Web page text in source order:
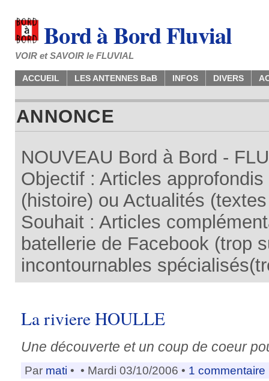
Bord à Bord Fluvial
VOIR et SAVOIR le FLUVIAL
ACCUEIL LES ANTENNES BaB INFOS DIVERS
ANNONCE
NOUVEAU Bord à Bord -
Objectif : Articles
(histoire) ou Actualités
Souhait : Articles
batellerie de Facebook (trop
incontournables
La riviere HOULLE
Une découverte et un coup de coeur
Par mati • • Mardi 03/10/2006 • 1 commentaire